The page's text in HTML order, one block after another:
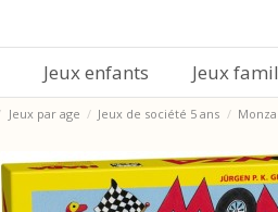
Jeux enfants Jeux
Jeux par age Jeux de société 5 ans